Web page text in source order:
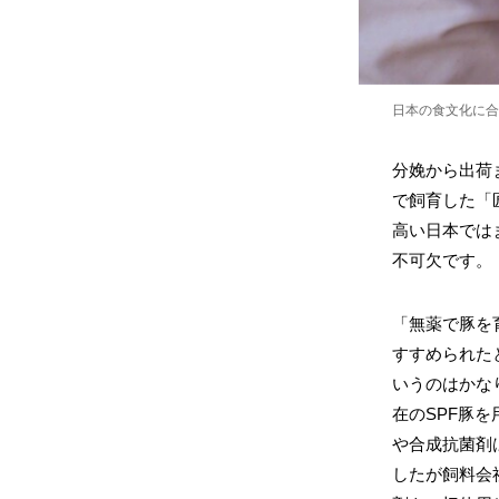
日本の食文化に
分娩から出荷
で飼育した「
高い日本では
不可欠です。
「無薬で豚
すすめられた
いうのはかな
在のSPF豚を
や合成抗菌剤
したが飼料